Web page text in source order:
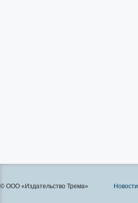
© ООО «Издательство Трема» Новости